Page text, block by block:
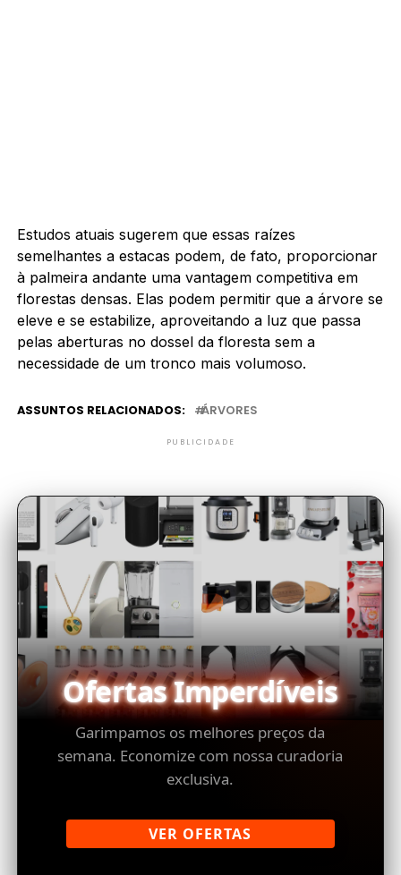
Estudos atuais sugerem que essas raízes
semelhantes a estacas podem, de fato, proporcionar
à palmeira andante uma vantagem competitiva em
florestas densas. Elas podem permitir que a árvore se
eleve e se estabilize, aproveitando a luz que passa
pelas aberturas no dossel da floresta sem a
necessidade de um tronco mais volumoso.
ASSUNTOS RELACIONADOS: ÁRVORES
PUBLICIDADE
Ofertas Imperdíveis
Garimpamos os melhores preços da
semana. Economize com nossa curadoria
exclusiva.
VER OFERTAS